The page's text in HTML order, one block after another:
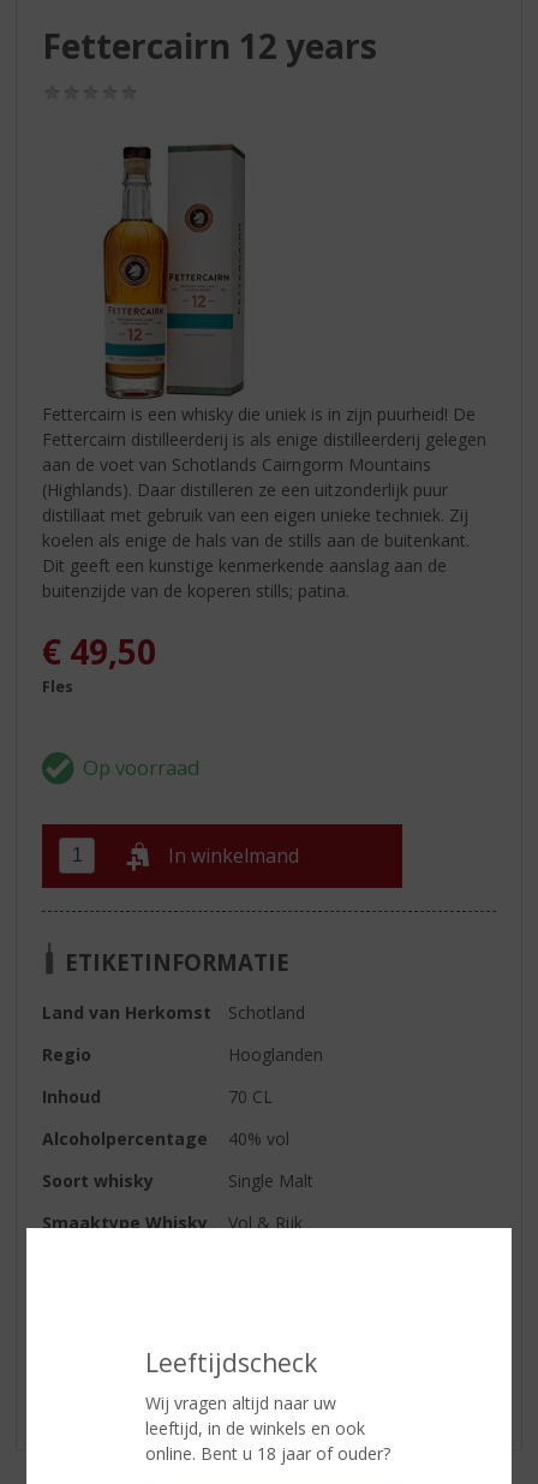
Leeftijdscheck
Wij vragen altijd naar uw
leeftijd, in de winkels en ook
online. Bent u 18 jaar of ouder?
Fettercairn 12 years
Fettercairn is een whisky die uniek is in zijn puurheid! De
Fettercairn distilleerderij is als enige distilleerderij gelegen
aan de voet van Schotlands Cairngorm Mountains
(Highlands). Daar distilleren ze een uitzonderlijk puur
distillaat met gebruik van een eigen unieke techniek. Zij
koelen als enige de hals van de stills aan de buitenkant.
Dit geeft een kunstige kenmerkende aanslag aan de
buitenzijde van de koperen stills; patina.
€ 49,50
Fles
In winkelmand
ETIKETINFORMATIE
Land van Herkomst
Schotland
Regio
Hooglanden
Inhoud
70 CL
Alcoholpercentage
40% vol
Soort whisky
Single Malt
Smaaktype Whisky
Vol & Rijk
Schrijf een review
Er zijn nog geen reviews geplaatst voor dit product